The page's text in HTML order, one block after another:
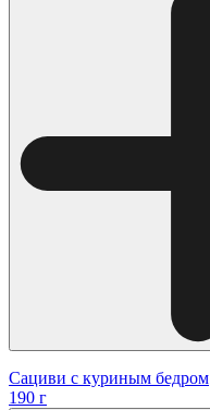
Сациви с куриным бедром
190 г